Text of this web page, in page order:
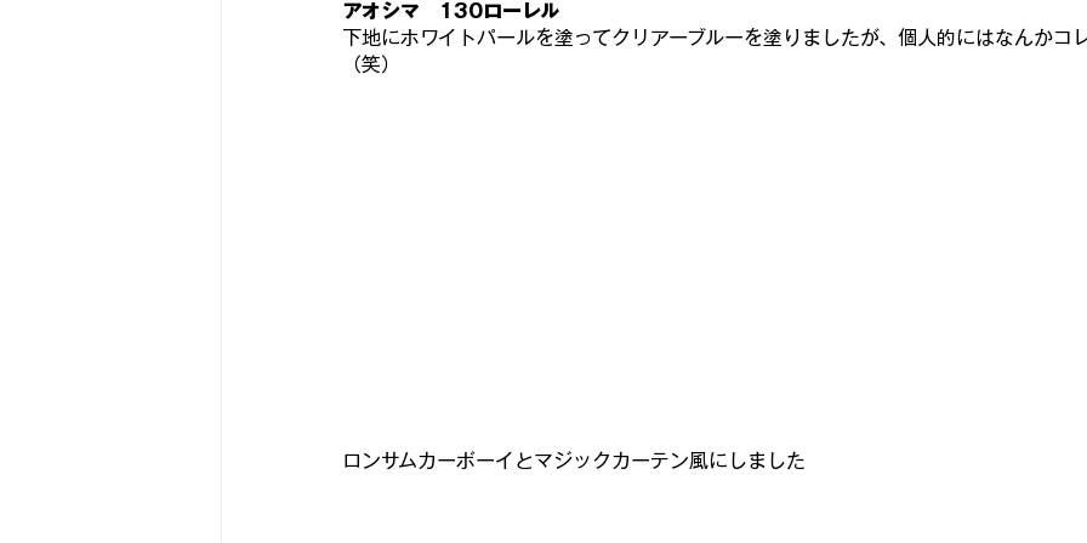
アオシマ　130ローレル
下地にホワイトパールを塗ってクリアーブルーを塗りましたが、個人 的にはなんかコ
（笑）
ロンサムカーボーイとマジックカーテン風にしました